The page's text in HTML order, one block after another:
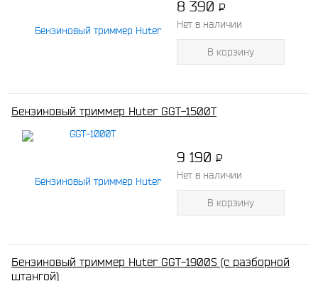
8 390 P
-
Нет в наличии
В корзину
Бензиновый триммер Huter GGT-1500Т
9 190 P
-
Нет в наличии
В корзину
Бензиновый триммер Huter GGT-1900S (с разборной
штангой)